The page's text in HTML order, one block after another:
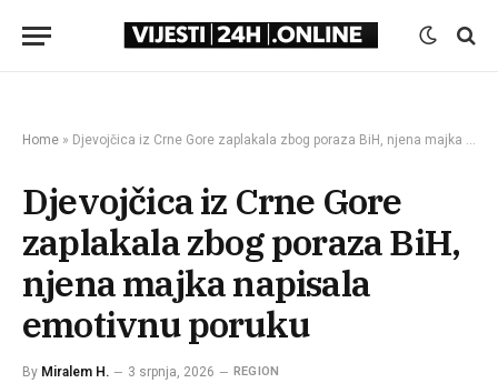
Home » Djevojčica iz Crne Gore zaplakala zbog poraza BiH, njena majka napisala emotivnu poruku
Djevojčica iz Crne Gore
zaplakala zbog poraza BiH,
njena majka napisala
emotivnu poruku
By Miralem H. 3 srpnja, 2026 REGION